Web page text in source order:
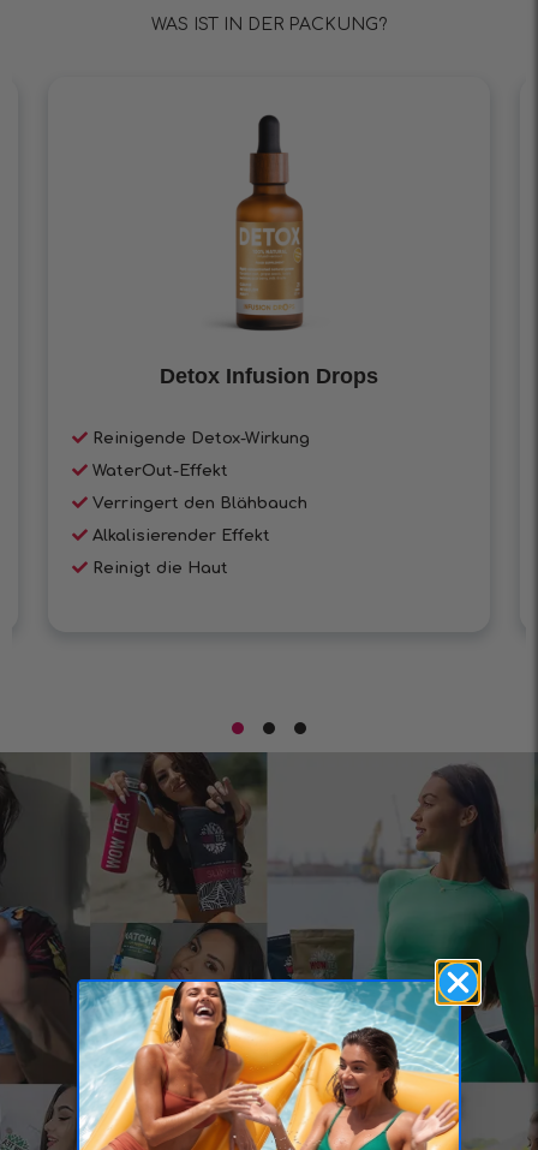
WAS IST IN DER PACKUNG?
Detox Infusion Drops
Reinigende Detox-Wirkung
WaterOut-Effekt
Verringert den Blähbauch
Alkalisierender Effekt
Reinigt die Haut
3 000 000+
verkaufte Tees in ganz
Europa